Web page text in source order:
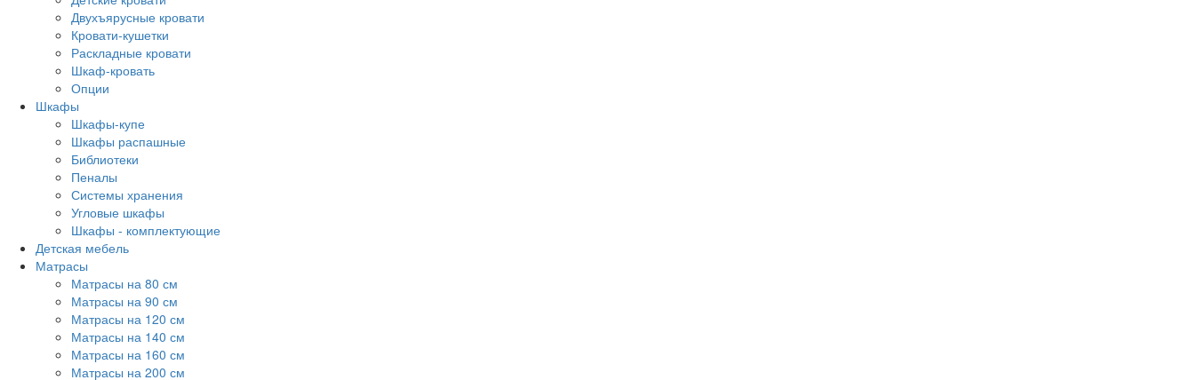
Двухъярусные кровати
Кровати-кушетки
Раскладные кровати
Шкаф-кровать
Опции
Шкафы
Шкафы-купе
Шкафы распашные
Библиотеки
Пеналы
Системы хранения
Угловые шкафы
Шкафы - комплектующие
Детская мебель
Матрасы
Матрасы на 80 см
Матрасы на 90 см
Матрасы на 120 см
Матрасы на 140 см
Матрасы на 160 см
Матрасы на 200 см